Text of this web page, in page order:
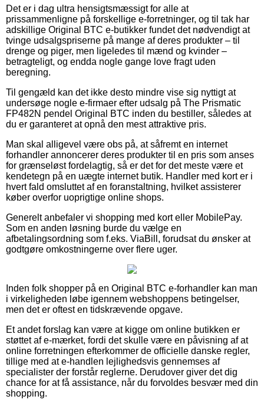
Det er i dag ultra hensigtsmæssigt for alle at
prissammenligne på forskellige e-forretninger, og til tak har
adskillige Original BTC e-butikker fundet det nødvendigt at
tvinge udsalgspriserne på mange af deres produkter – til
drenge og piger, men ligeledes til mænd og kvinder –
betragteligt, og endda nogle gange love fragt uden
beregning.
Til gengæld kan det ikke desto mindre vise sig nyttigt at
undersøge nogle e-firmaer efter udsalg på The Prismatic
FP482N pendel Original BTC inden du bestiller, således at
du er garanteret at opnå den mest attraktive pris.
Man skal alligevel være obs på, at såfremt en internet
forhandler annoncerer deres produkter til en pris som anses
for grænseløst fordelagtig, så er det for det meste være et
kendetegn på en uægte internet butik. Handler med kort er i
hvert fald omsluttet af en foranstaltning, hvilket assisterer
køber overfor uoprigtige online shops.
Generelt anbefaler vi shopping med kort eller MobilePay.
Som en anden løsning burde du vælge en
afbetalingsordning som f.eks. ViaBill, forudsat du ønsker at
godtgøre omkostningerne over flere uger.
Inden folk shopper på en Original BTC e-forhandler kan man
i virkeligheden løbe igennem webshoppens betingelser,
men det er oftest en tidskrævende opgave.
Et andet forslag kan være at kigge om online butikken er
støttet af e-mærket, fordi det skulle være en påvisning af at
online forretningen efterkommer de officielle danske regler,
tillige med at e-handlen lejlighedsvis gennemses af
specialister der forstår reglerne. Derudover giver det dig
chance for at få assistance, når du forvoldes besvær med din
shopping.